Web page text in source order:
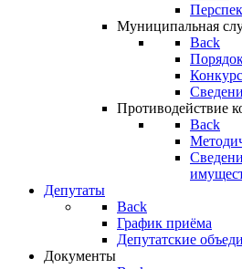
Муниципальная
Back
Конкурс
Противодействие
Back
Депутаты
Back
График приёма
Депутатские
Документы